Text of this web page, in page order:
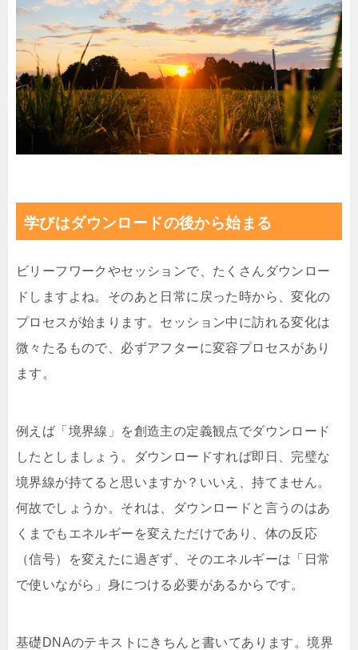
学びはダウンロードの後から始まる
ビリーフワークやセッションで、たくさんダウンロー
ドしますよね。そのあと日常に戻った時から、変化の
プロセスが始まります。セッション中に訪れる変化は
微々たるもので、必ずアフターに変容プロセスがあり
ます。
例えば「境界線」を創造主の定義観点でダウンロード
したとしましょう。ダウンロードすれば即日、完璧な
境界線が持てると思いますか？いいえ、持てません。
何故でしょうか。それは、ダウンロードと言うのはあ
くまでもエネルギーを変えただけであり、体の反応
（信号）を変えたに過ぎず、そのエネルギーは「日常
で使いながら」身につける必要があるからです。
基礎DNAのテキストにきちんと書いてあります。境界